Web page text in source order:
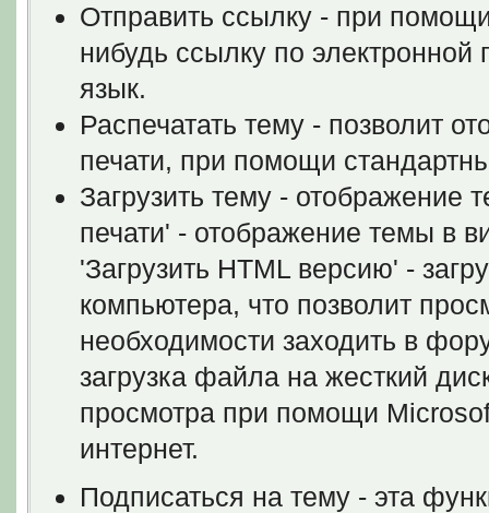
Отправить ссылку - при
нибудь ссылку по
язык.
Распечатать тему - позволит
печати, при помощи
Загрузить тему -
печати' - отображение темы в
'Загрузить HTML версию' -
компьютера, что позволит
необходимости заходить в
загрузка файла на жесткий
просмотра при помощи
интернет.
Подписаться на тему - эта